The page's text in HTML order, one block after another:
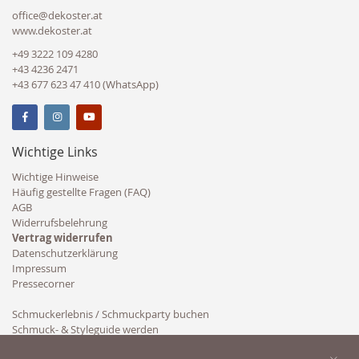
office@dekoster.at
www.dekoster.at
+49 3222 109 4280
+43 4236 2471
+43 677 623 47 410 (WhatsApp)
Wichtige Links
Wichtige Hinweise
Häufig gestellte Fragen (FAQ)
AGB
Widerrufsbelehrung
Vertrag widerrufen
Datenschutzerklärung
Impressum
Pressecorner
Schmuckerlebnis / Schmuckparty buchen
Schmuck- & Styleguide werden